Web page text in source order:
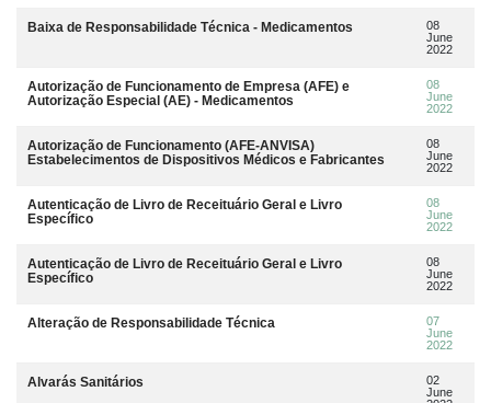
Baixa de Responsabilidade Técnica - Medicamentos
08
June
2022
Autorização de Funcionamento de Empresa (AFE) e
Autorização Especial (AE) - Medicamentos
08
June
2022
Autorização de Funcionamento (AFE-ANVISA)
Estabelecimentos de Dispositivos Médicos e Fabricantes
08
June
2022
Autenticação de Livro de Receituário Geral e Livro
Específico
08
June
2022
Autenticação de Livro de Receituário Geral e Livro
Específico
08
June
2022
Alteração de Responsabilidade Técnica
07
June
2022
Alvarás Sanitários
02
June